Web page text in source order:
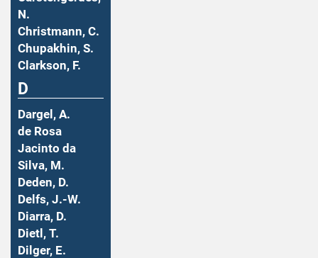
N.
Christmann, C.
Chupakhin, S.
Clarkson, F.
D
Dargel, A.
de Rosa
Jacinto da
Silva, M.
Deden, D.
Delfs, J.-W.
Diarra, D.
Dietl, T.
Dilger, E.